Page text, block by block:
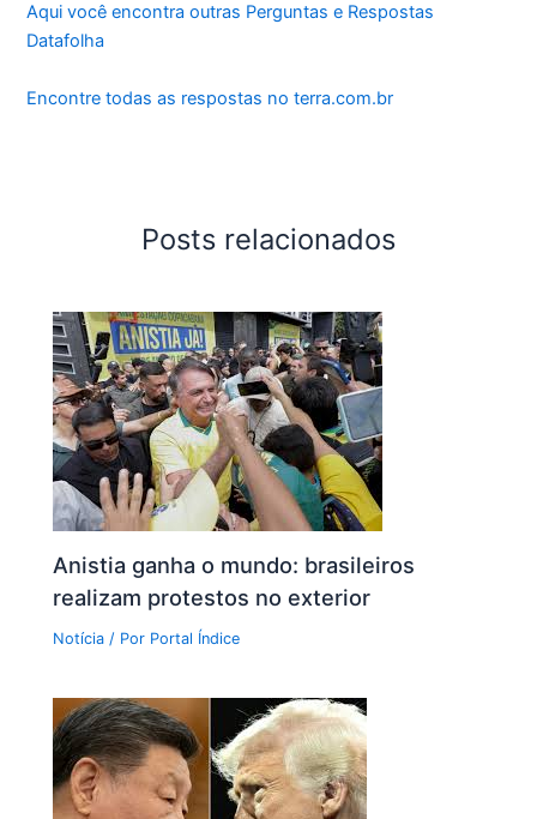
Aqui você encontra outras Perguntas e Respostas
Datafolha
Encontre todas as respostas no terra.com.br
Posts relacionados
Anistia ganha o mundo: brasileiros
realizam protestos no exterior
Notícia / Por Portal Índice